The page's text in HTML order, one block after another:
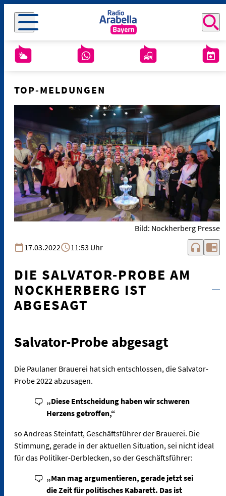
TOP-MELDUNGEN
Bild: Nockherberg Presse
17.03.2022
11:53 Uhr headphones chrome_reader_mode
DIE SALVATOR-PROBE AM
NOCKHERBERG IST
ABGESAGT
Salvator-Probe abgesagt
Die Paulaner Brauerei hat sich entschlossen, die Salvator-
Probe 2022 abzusagen.
„Diese Entscheidung haben wir schweren
Herzens getroffen,“
so Andreas Steinfatt, Geschäftsführer der Brauerei. Die
Stimmung, gerade in der aktuellen Situation, sei nicht ideal
für das Politiker-Derblecken, so der Geschäftsführer:
„Man mag argumentieren, gerade jetzt sei
die Zeit für politisches Kabarett. Das ist